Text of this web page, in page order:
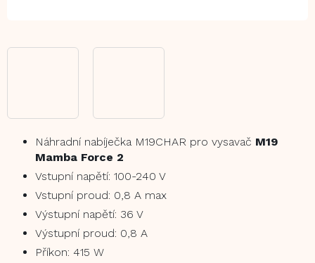
Náhradní nabíječka M19CHAR pro vysavač M19
Mamba Force 2
Vstupní napětí: 100-240 V
Vstupní proud: 0,8 A max
Výstupní napětí: 36 V
Výstupní proud: 0,8 A
Příkon: 415 W